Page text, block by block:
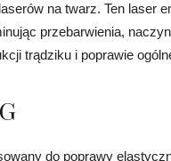
na twarz. Ten laser
przebarwienia,
trądziku i poprawie
do poprawy